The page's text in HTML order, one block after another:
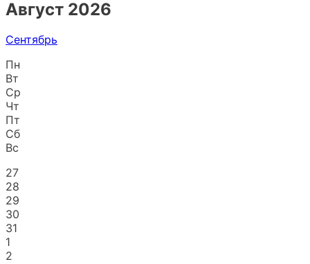
Август 2026
Сентябрь
Пн
Вт
Ср
Чт
Пт
Сб
Вс
27
28
29
30
31
1
2